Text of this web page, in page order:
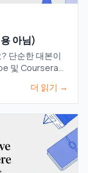
아님)
단순한 대본이
및 Coursera용
더 읽기 →